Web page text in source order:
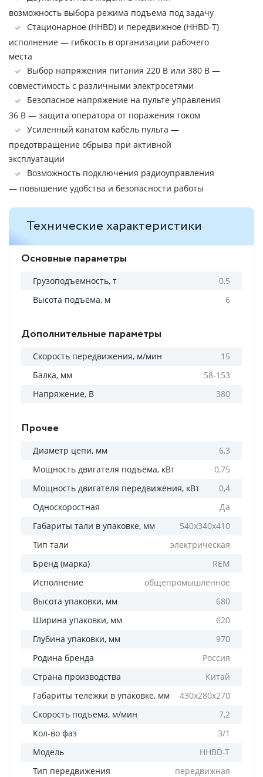
возможность выбора режима подъема под задачу
Стационарное (HHBD) и передвижное (HHBD-Т)
исполнение — гибкость в организации рабочего
места
Выбор напряжения питания 220 В или 380 В —
совместимость с различными электросетями
Безопасное напряжение на пульте управления
36 В — защита оператора от поражения током
Усиленный канатом кабель пульта —
предотвращение обрыва при активной
эксплуатации
Возможность подключения радиоуправления
— повышение удобства и безопасности работы
Технические характеристики
Основные параметры
Грузоподъемность, т
0,5
Высота подъема, м
6
Дополнительные параметры
Скорость передвижения, м/мин
15
Балка, мм
58-153
Напряжение, В
380
Прочее
Диаметр цепи, мм
6,3
Мощность двигателя подъёма, кВт
0,75
Мощность двигателя передвижения, кВт
0,4
Односкоростная
Да
Габариты тали в упаковке, мм
540х340х410
Тип тали
электрическая
Бренд (марка)
REM
Исполнение
общепромышленное
Высота упаковки, мм
680
Ширина упаковки, мм
620
Глубина упаковки, мм
970
Родина бренда
Россия
Страна производства
Китай
Габариты тележки в упаковке, мм
430х280х270
Скорость подъема, м/мин
7,2
Кол-во фаз
3/1
Модель
HHBD-T
Тип передвижения
передвижная